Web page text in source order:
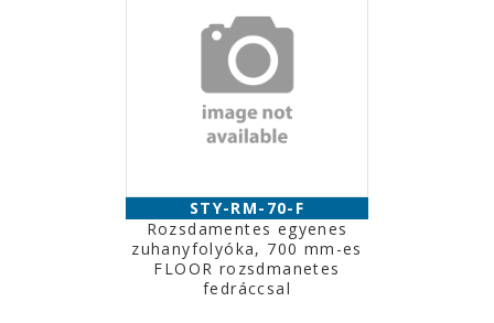
STY-RM-70-F
Rozsdamentes egyenes
zuhanyfolyóka, 700 mm-es
FLOOR rozsdmanetes
fedráccsal